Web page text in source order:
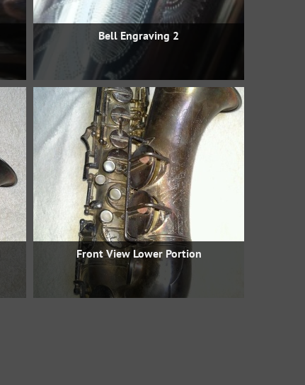
Bell Engraving 2
Front View Lower Portion